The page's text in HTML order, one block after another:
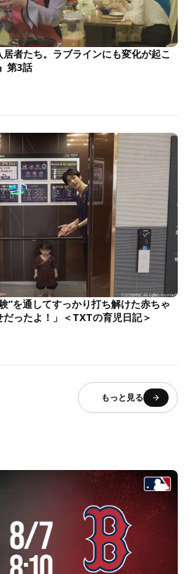
者たち。ラブラインにも変化が起こ
第3話
”を通してすっかり打ち解けた赤ちゃ
ったよ！」＜TXTの育児日記＞
もっと見る